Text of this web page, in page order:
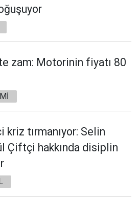
zam: Motorinin fiyatı 80
tırmanıyor: Selin
Çiftçi hakkında disiplin